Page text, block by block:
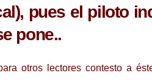
pues el piloto
pone..
otros lectores contesto a